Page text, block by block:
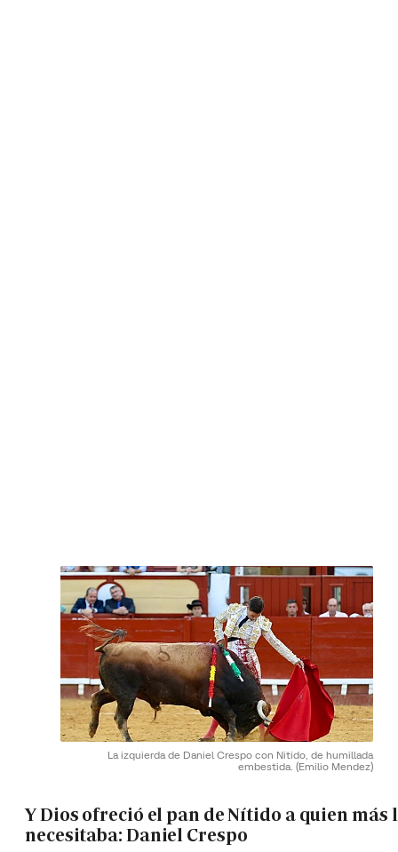
La izquierda de Daniel Crespo con Nitido, de humillada
embestida. (Emilio Mendez)
Y Dios ofreció el pan de Nítido a quien más
necesitaba: Daniel Crespo